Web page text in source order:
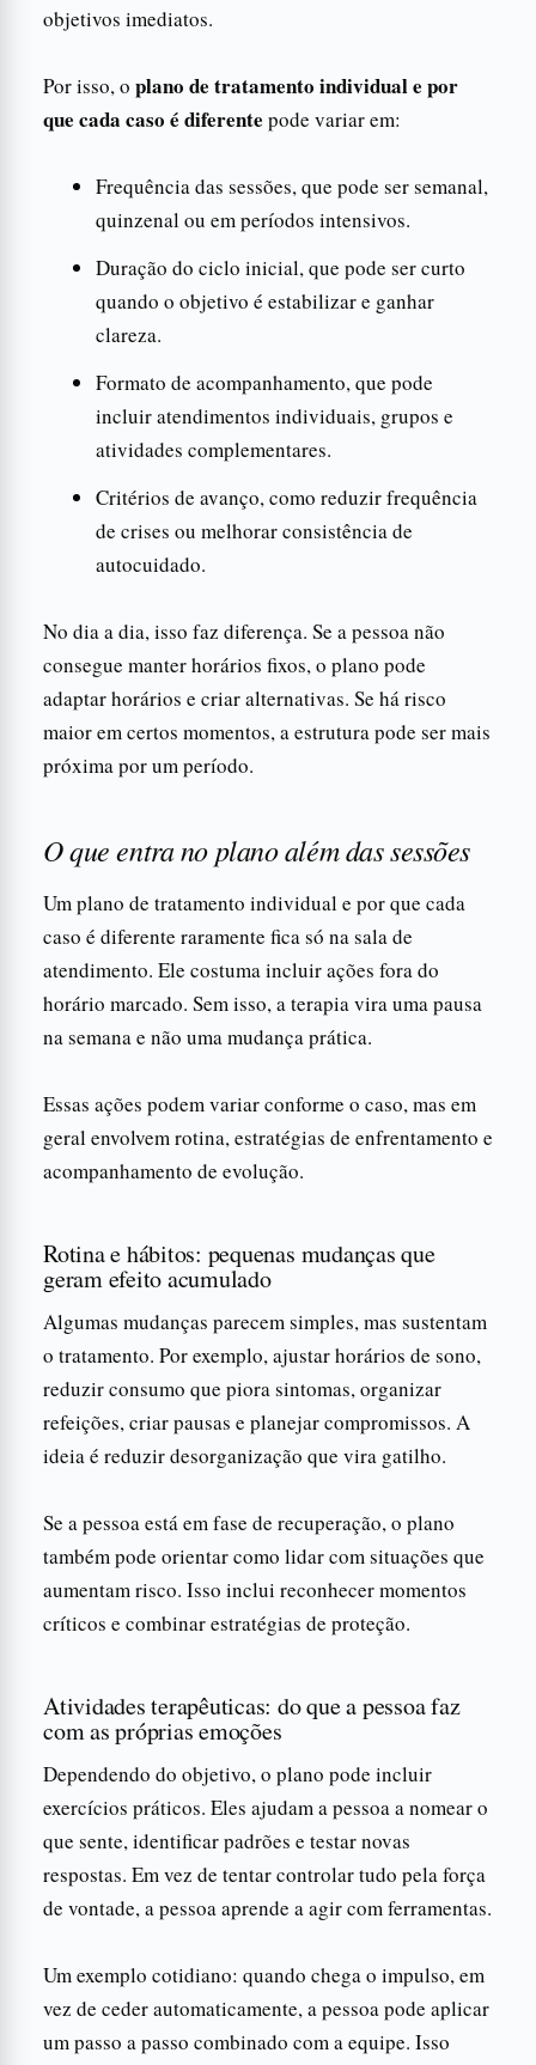
objetivos imediatos.
Por isso, o plano de tratamento individual e por
que cada caso é diferente pode variar em:
Frequência das sessões, que pode ser semanal,
quinzenal ou em períodos intensivos.
Duração do ciclo inicial, que pode ser curto
quando o objetivo é estabilizar e ganhar
clareza.
Formato de acompanhamento, que pode
incluir atendimentos individuais, grupos e
atividades complementares.
Critérios de avanço, como reduzir frequência
de crises ou melhorar consistência de
autocuidado.
No dia a dia, isso faz diferença. Se a pessoa não
consegue manter horários fixos, o plano pode
adaptar horários e criar alternativas. Se há risco
maior em certos momentos, a estrutura pode ser mais
próxima por um período.
O que entra no plano além das sessões
Um plano de tratamento individual e por que cada
caso é diferente raramente fica só na sala de
atendimento. Ele costuma incluir ações fora do
horário marcado. Sem isso, a terapia vira uma pausa
na semana e não uma mudança prática.
Essas ações podem variar conforme o caso, mas em
geral envolvem rotina, estratégias de enfrentamento e
acompanhamento de evolução.
Rotina e hábitos: pequenas mudanças que
geram efeito acumulado
Algumas mudanças parecem simples, mas sustentam
o tratamento. Por exemplo, ajustar horários de sono,
reduzir consumo que piora sintomas, organizar
refeições, criar pausas e planejar compromissos. A
ideia é reduzir desorganização que vira gatilho.
Se a pessoa está em fase de recuperação, o plano
também pode orientar como lidar com situações que
aumentam risco. Isso inclui reconhecer momentos
críticos e combinar estratégias de proteção.
Atividades terapêuticas: do que a pessoa faz
com as próprias emoções
Dependendo do objetivo, o plano pode incluir
exercícios práticos. Eles ajudam a pessoa a nomear o
que sente, identificar padrões e testar novas
respostas. Em vez de tentar controlar tudo pela força
de vontade, a pessoa aprende a agir com ferramentas.
Um exemplo cotidiano: quando chega o impulso, em
vez de ceder automaticamente, a pessoa pode aplicar
um passo a passo combinado com a equipe. Isso